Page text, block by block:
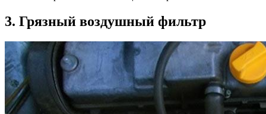
3. Грязный воздушный фильтр